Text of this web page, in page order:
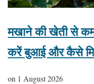
मखाने की खेती से
करें बुआई और कैसे
on 1 August 2026